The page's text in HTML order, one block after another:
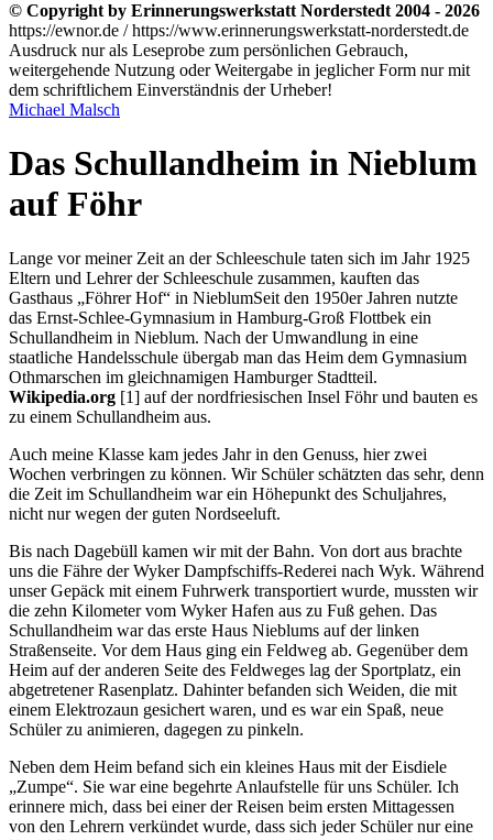
© Copyright by Erinnerungswerkstatt Norderstedt 2004 - 2026
https://ewnor.de / https://www.erinnerungswerkstatt-norderstedt.de
Ausdruck nur als Leseprobe zum persönlichen Gebrauch,
weitergehende Nutzung oder Weitergabe in jeglicher Form nur mit
dem schriftlichem Einverständnis der Urheber!
Michael Malsch
Das Schullandheim in Nieblum
auf Föhr
Lange vor meiner Zeit an der Schleeschule taten sich im Jahr 1925
Eltern und Lehrer der Schleeschule zusammen, kauften das
Gasthaus
Föhrer Hof in NieblumSeit den 1950er Jahren nutzte
das Ernst-Schlee-Gymnasium in Hamburg-Groß Flottbek ein
Schullandheim in Nieblum. Nach der Umwandlung in eine
staatliche Handelsschule übergab man das Heim dem Gymnasium
Othmarschen im gleichnamigen Hamburger Stadtteil.
Wikipedia.org [1] auf der nordfriesischen Insel Föhr und bauten es
zu einem Schullandheim aus.
Auch meine Klasse kam jedes Jahr in den Genuss, hier zwei
Wochen verbringen zu können. Wir Schüler schätzten das sehr, denn
die Zeit im Schullandheim war ein Höhepunkt des Schuljahres,
nicht nur wegen der guten Nordseeluft.
Bis nach Dagebüll kamen wir mit der Bahn. Von dort aus brachte
uns die Fähre der Wyker Dampfschiffs-Rederei nach Wyk. Während
unser Gepäck mit einem Fuhrwerk transportiert wurde, mussten wir
die zehn Kilometer vom Wyker Hafen aus zu Fuß gehen. Das
Schullandheim war das erste Haus Nieblums auf der linken
Straßenseite. Vor dem Haus ging ein Feldweg ab. Gegenüber dem
Heim auf der anderen Seite des Feldweges lag der Sportplatz, ein
abgetretener Rasenplatz. Dahinter befanden sich Weiden, die mit
einem Elektrozaun gesichert waren, und es war ein Spaß, neue
Schüler zu animieren, dagegen zu pinkeln.
Neben dem Heim befand sich ein kleines Haus mit der Eisdiele
Zumpe . Sie war eine begehrte Anlaufstelle für uns Schüler. Ich
erinnere mich, dass bei einer der Reisen beim ersten Mittagessen
von den Lehrern verkündet wurde, dass sich jeder Schüler nur eine